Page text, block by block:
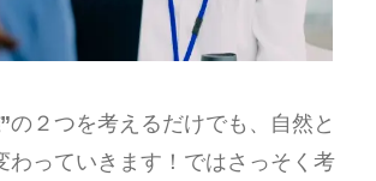
の２つを考えるだけでも、自然と
わっていきます！ではさっそく考